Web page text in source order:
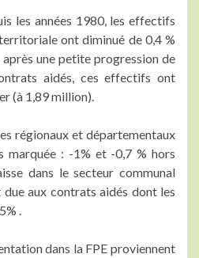
les années 1980, les effectifs
ont diminué de 0,4 %
une petite progression de
aidés, ces effectifs ont
(à 1,89 million).
régionaux et départementaux
marquée : -1% et -0,7 % hors
dans le secteur communal
aux contrats aidés dont les
.
dans la FPE proviennent